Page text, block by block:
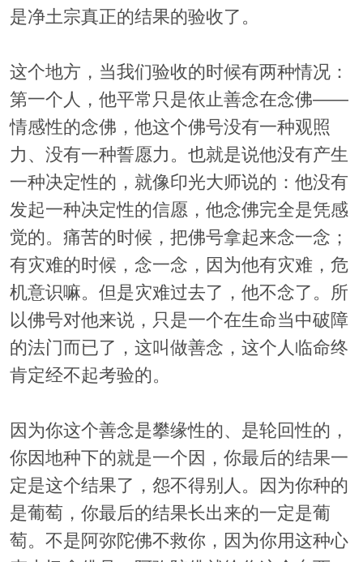
是净土宗真正的结果的验收了。
这个地方，当我们验收的时候有两种情况：
第一个人，他平常只是依止善念在念佛——
情感性的念佛，他这个佛号没有一种观照
力、没有一种誓愿力。也就是说他没有产生
一种决定性的，就像印光大师说的：他没有
发起一种决定性的信愿，他念佛完全是凭感
觉的。痛苦的时候，把佛号拿起来念一念；
有灾难的时候，念一念，因为他有灾难，危
机意识嘛。但是灾难过去了，他不念了。所
以佛号对他来说，只是一个在生命当中破障
的法门而已了，这叫做善念，这个人临命终
肯定经不起考验的。
因为你这个善念是攀缘性的、是轮回性的，
你因地种下的就是一个因，你最后的结果一
定是这个结果了，怨不得别人。因为你种的
是葡萄，你最后的结果长出来的一定是葡
萄。不是阿弥陀佛不救你，因为你用这种心